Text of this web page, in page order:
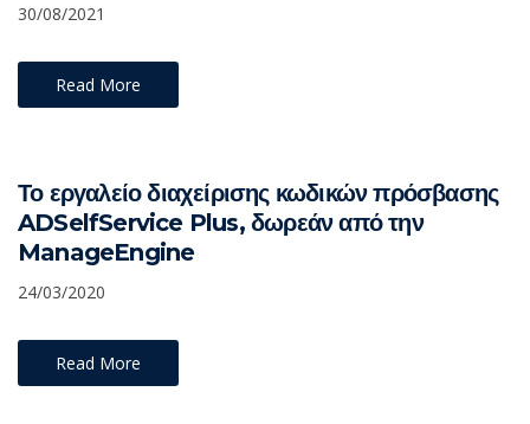
30/08/2021
Read More
Το εργαλείο διαχείρισης κωδικών πρόσβασης
ADSelfService Plus, δωρεάν από την
ManageEngine
24/03/2020
Read More